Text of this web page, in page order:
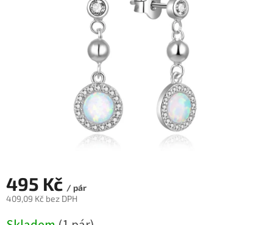
495 Kč / pár
409,09 Kč bez DPH